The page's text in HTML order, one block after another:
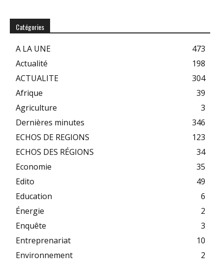
Catégories
A LA UNE
473
Actualité
198
ACTUALITE
304
Afrique
39
Agriculture
3
Dernières minutes
346
ECHOS DE REGIONS
123
ECHOS DES RÉGIONS
34
Economie
35
Edito
49
Education
6
Énergie
2
Enquête
3
Entreprenariat
10
Environnement
2